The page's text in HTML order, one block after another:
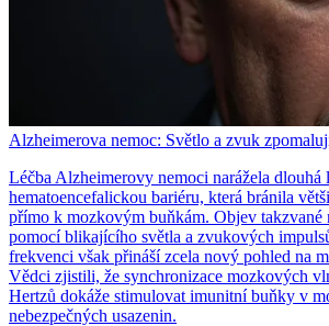
Alzheimerova nemoc: Světlo a zvuk
Léčba Alzheimerovy nemoci narážela dlouhá
hematoencefalickou bariéru, která bránila
přímo k mozkovým buňkám. Objev takzvané
pomocí blikajícího světla a zvukových
frekvenci však přináší zcela nový pohled na
Vědci zjistili, že synchronizace mozkových
Hertzů dokáže stimulovat imunitní buňky v
nebezpečných usazenin.